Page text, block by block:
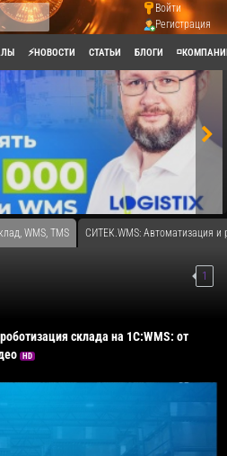
Войти
Регистрация
⚡НОВОСТИ СТАТЬИ БЛОГИ
WMS, TMS СИТЕК.WMS: Автоматизация и
1
склада на 1С:WMS: от
HD